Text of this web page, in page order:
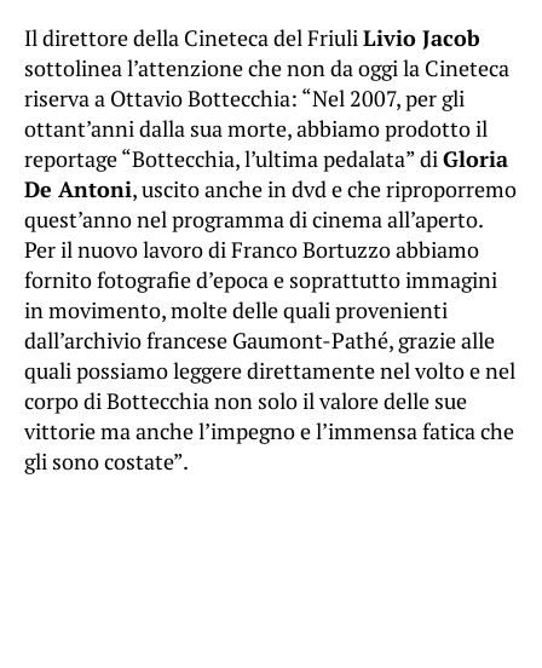
Il direttore della Cineteca del FriuliLivio Jacob
sottolinea l’attenzione che non da oggi la Cineteca
riserva a Ottavio Bottecchia: “Nel 2007, per gli
ottant’anni dalla sua morte, abbiamo prodotto il
reportage “Bottecchia, l’ultima pedalata” diGloria
De Antoni, uscito anche in dvd e che riproporremo
quest’anno nel programma di cinema all’aperto.
Per il nuovo lavoro di Franco Bortuzzo abbiamo
fornito fotografie d’epoca e soprattutto immagini
in movimento, molte delle quali provenienti
dall’archivio francese Gaumont-Pathé, grazie alle
quali possiamo leggere direttamente nel volto e nel
corpo di Bottecchia non solo il valore delle sue
vittorie ma anche l’impegno e l’immensa fatica che
gli sono costate”.